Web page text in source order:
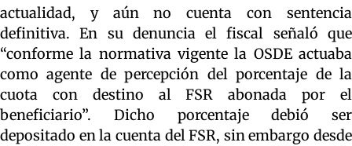
actualidad, y aún no cuenta con sentencia
definitiva. En su denuncia el fiscal señaló que
“conforme la normativa vigente la OSDE actuaba
como agente de percepción del porcentaje de la
cuota con destino al FSR abonada por el
beneficiario”. Dicho porcentaje debió ser
depositado en la cuenta del FSR, sin embargo desde